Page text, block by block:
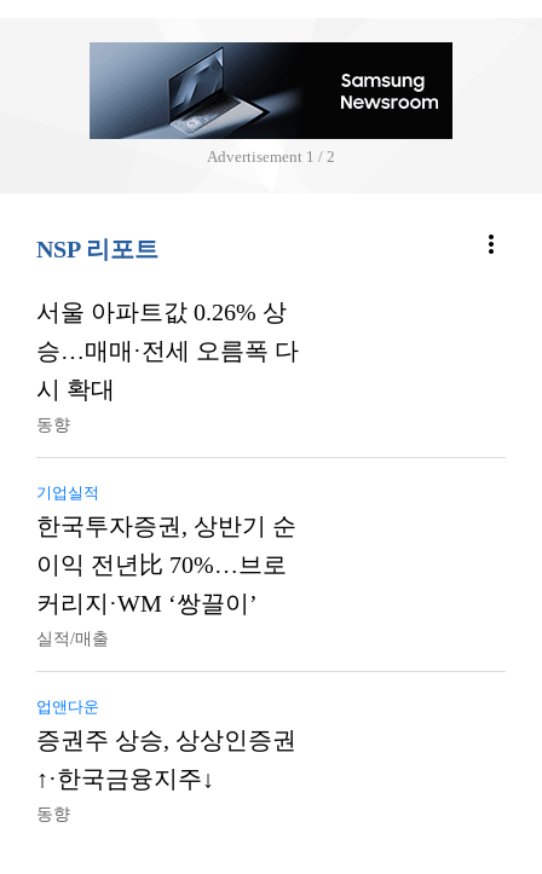
Advertisement 2 / 2
NSP 리포트 more_vert
서울 아파트값 0.26% 상
승…매매·전세 오름폭 다
시 확대
동향
기업실적
한국투자증권, 상반기 순
이익 전년比 70%…브로
커리지·WM ‘쌍끌이’
실적/매출
업앤다운
증권주 상승, 상상인증권
↑·한국금융지주↓
동향